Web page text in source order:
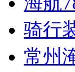
骑行
常州